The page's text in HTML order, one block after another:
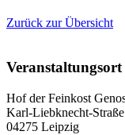
Zurück zur Übersicht
Veranstaltungsort
Hof der Feinkost
Karl-Liebknecht-
04275 Leipzig